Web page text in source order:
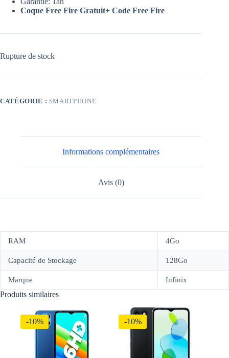
Coque Free Fire Gratuit+ Code Free Fire
Rupture de stock
CATÉGORIE : SMARTPHONE
Informations complémentaires
Avis (0)
RAM 4Go
Capacité de Stockage 128Go
Marque Infinix
Produits similaires
-10% -10%